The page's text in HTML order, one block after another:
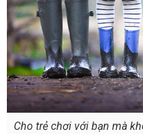
Cho trẻ chơi với bạn mà